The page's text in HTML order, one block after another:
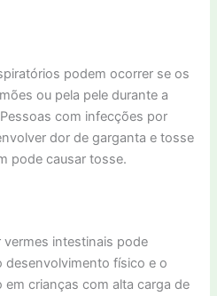
podem ocorrer se os
ou pela pele durante a
com infecções por
dor de garganta e tosse
pode causar tosse.
intestinais pode
desenvolvimento físico e o
crianças com alta carga de